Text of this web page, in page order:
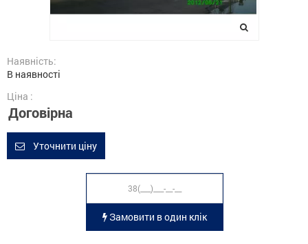
Наявність:
В наявності
Ціна :
Договірна
Уточнити ціну
Замовити в один клік